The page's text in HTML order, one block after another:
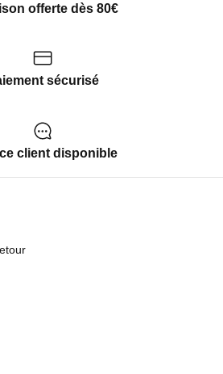
offerte dès 80€
sécurisé
client disponible